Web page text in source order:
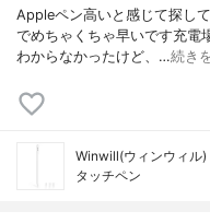
Appleペン高いと感じて探し
でめちゃくちゃ早いです充電
わからなかったけど、…続き
Winwill(ウィンウィル)
タッチペン